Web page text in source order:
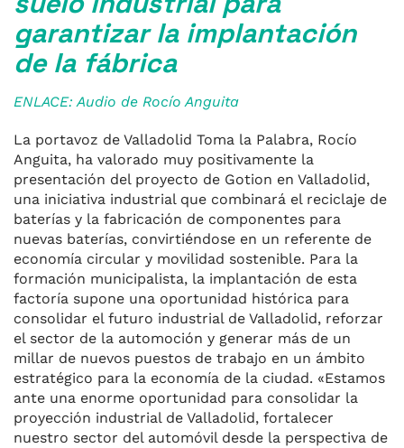
garantizar la implantación
de la fábrica
ENLACE: Audio de Rocío Anguita
La portavoz de Valladolid Toma la Palabra, Rocío
Anguita, ha valorado muy positivamente la
presentación del proyecto de Gotion en Valladolid,
una iniciativa industrial que combinará el reciclaje de
baterías y la fabricación de componentes para
nuevas baterías, convirtiéndose en un referente de
economía circular y movilidad sostenible. Para la
formación municipalista, la implantación de esta
factoría supone una oportunidad histórica para
consolidar el futuro industrial de Valladolid, reforzar
el sector de la automoción y generar más de un
millar de nuevos puestos de trabajo en un ámbito
estratégico para la economía de la ciudad. «Estamos
ante una enorme oportunidad para consolidar la
proyección industrial de Valladolid, fortalecer
nuestro sector del automóvil desde la perspectiva de